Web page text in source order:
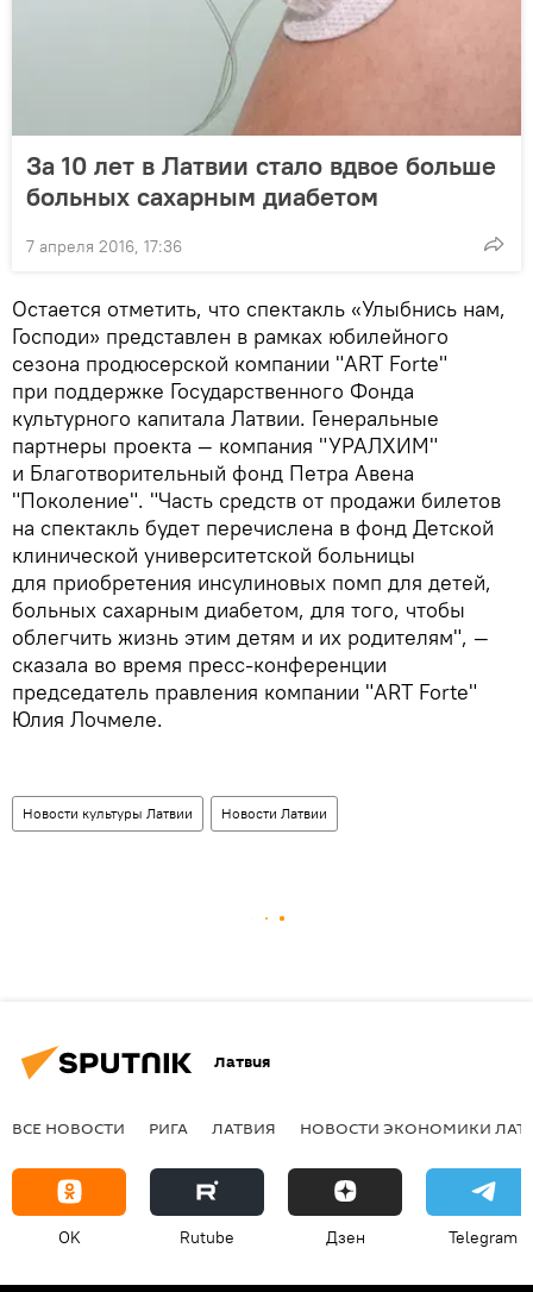
За 10 лет в Латвии стало вдвое больше
больных сахарным диабетом
7 апреля 2016, 17:36
Остается отметить, что спектакль «Улыбнись нам,
Господи» представлен в рамках юбилейного
сезона продюсерской компании "ART Forte"
при поддержке Государственного Фонда
культурного капитала Латвии. Генеральные
партнеры проекта — компания "УРАЛХИМ"
и Благотворительный фонд Петра Авена
"Поколение". "Часть средств от продажи билетов
на спектакль будет перечислена в фонд Детской
клинической университетской больницы
для приобретения инсулиновых помп для детей,
больных сахарным диабетом, для того, чтобы
облегчить жизнь этим детям и их родителям", —
сказала во время пресс-конференции
председатель правления компании "ART Forte"
Юлия Лочмеле.
Новости культуры Латвии Новости Латвии
Латвия
ВСЕ НОВОСТИ РИГА ЛАТВИЯ НОВОСТИ ЭКОНОМИКИ
OK Rutube Дзен Telegram